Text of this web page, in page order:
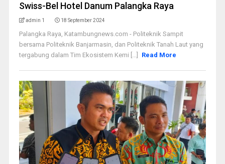
Swiss-Bel Hotel Danum Palangka Raya
admin 1 18 September 2024
Palangka Raya, Katambungnews.com - Politeknik Sampit
bersama Politeknik Banjarmasin, dan Politeknik Tanah Laut yang
tergabung dalam Tim Ekosistem Kemi [...]
Read More